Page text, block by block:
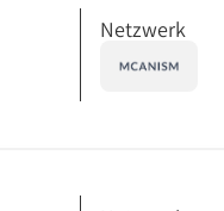
Netzwerk